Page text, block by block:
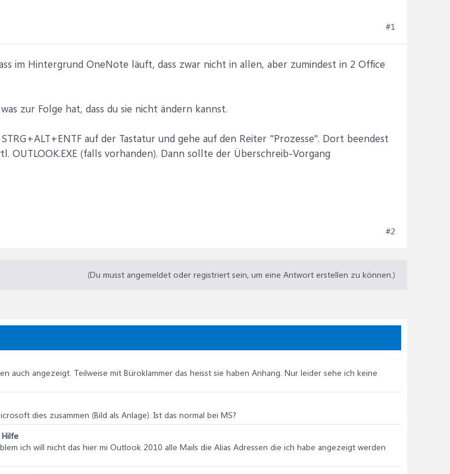
#1
im Hintergrund OneNote läuft, dass zwar nicht in allen, aber zumindest in 2 Office
zur Folge hat, dass du sie nicht ändern kannst.
auf der Tastatur und gehe auf den Reiter "Prozesse". Dort beendest
OUTLOOK.EXE (falls vorhanden). Dann sollte der Überschreib-Vorgang
#2
(Du musst angemeldet oder registriert sein, um eine Antwort erstellen zu können.)
auch angezeigt. Teilweise mit Büroklammer das heisst sie haben Anhang. Nur leider sehe ich keine
dies zusammen (Bild als Anlage). Ist das normal bei MS?
ich will nicht das hier mi Outlook 2010 alle Mails die Alias Adressen die ich habe angezeigt werden